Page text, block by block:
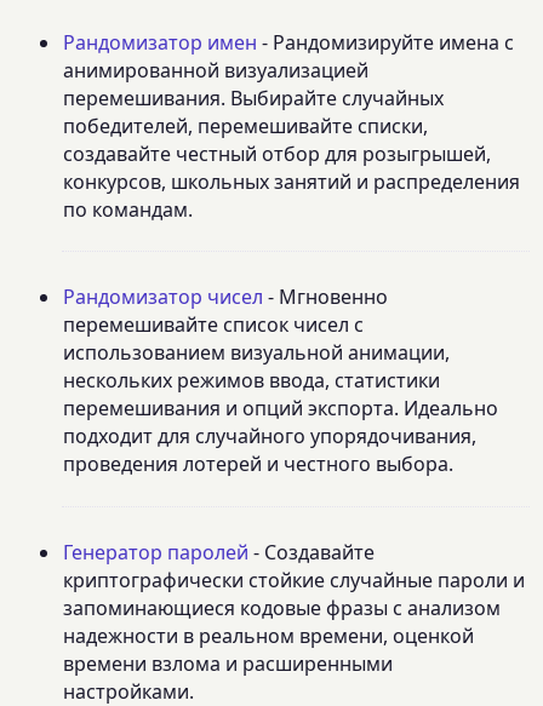
Рандомизатор имен - Рандомизируйте имена с
анимированной визуализацией
перемешивания. Выбирайте случайных
победителей, перемешивайте списки,
создавайте честный отбор для розыгрышей,
конкурсов, школьных занятий и распределения
по командам.
Рандомизатор чисел - Мгновенно
перемешивайте список чисел с
использованием визуальной анимации,
нескольких режимов ввода, статистики
перемешивания и опций экспорта. Идеально
подходит для случайного упорядочивания,
проведения лотерей и честного выбора.
Генератор паролей - Создавайте
криптографически стойкие случайные пароли и
запоминающиеся кодовые фразы с анализом
надежности в реальном времени, оценкой
времени взлома и расширенными
настройками.